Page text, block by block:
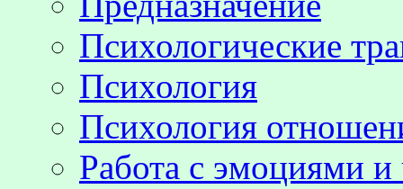
Психологические
Психология
Психология
Работа с эмоциями и